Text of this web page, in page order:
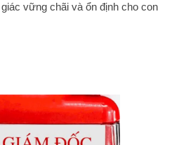
vững chãi và ổn định cho con